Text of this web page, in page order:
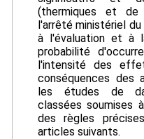
(thermiques et de
l'arrêté ministériel
à l'évaluation et à
probabilité
l'intensité des
conséquences des
les études de
classées soumises
des règles
articles suivants.